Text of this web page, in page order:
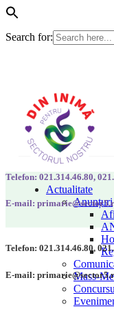
Search for:
Actualitate
Anunțuri
Mass-
Telefon: 021.314.46.80,
E-mail:
Telefon: 021.314.46.80,
E-mail: